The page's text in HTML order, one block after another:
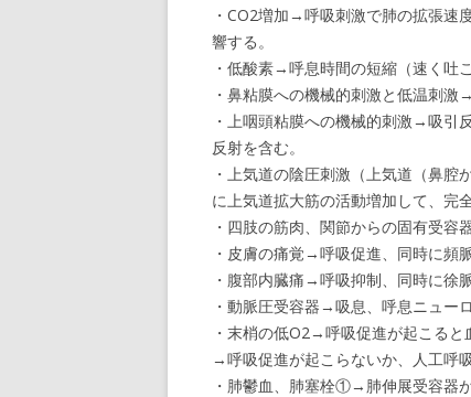
・CO2増加→呼吸刺激で肺の拡張速
響する。
・低酸素→呼息時間の短縮（速く吐
・鼻粘膜への機械的刺激と低温刺
・上咽頭粘膜への機械的刺激→吸引
反射を含む。
・上気道の陰圧刺激（上気道（鼻
に上気道拡大筋の活動増加して、完
・四肢の筋肉、関節からの固有受
・皮膚の痛覚→呼吸促進、同時に頻
・腹部内臓痛→呼吸抑制、同時に徐
・動脈圧受容器→吸息、呼息ニュー
・末梢の低O2→呼吸促進が起こると
→呼吸促進が起こらないか、人工呼
・肺鬱血、肺塞栓①→肺伸展受容器